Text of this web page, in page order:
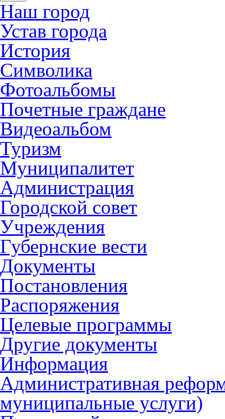
Наш город
Устав города
История
Символика
Фотоальбомы
Почетные граждане
Видеоальбом
Туризм
Муниципалитет
Администрация
Городской совет
Учреждения
Губернские вести
Документы
Постановления
Распоряжения
Целевые программы
Другие документы
Информация
Административная
муниципальные услуги)